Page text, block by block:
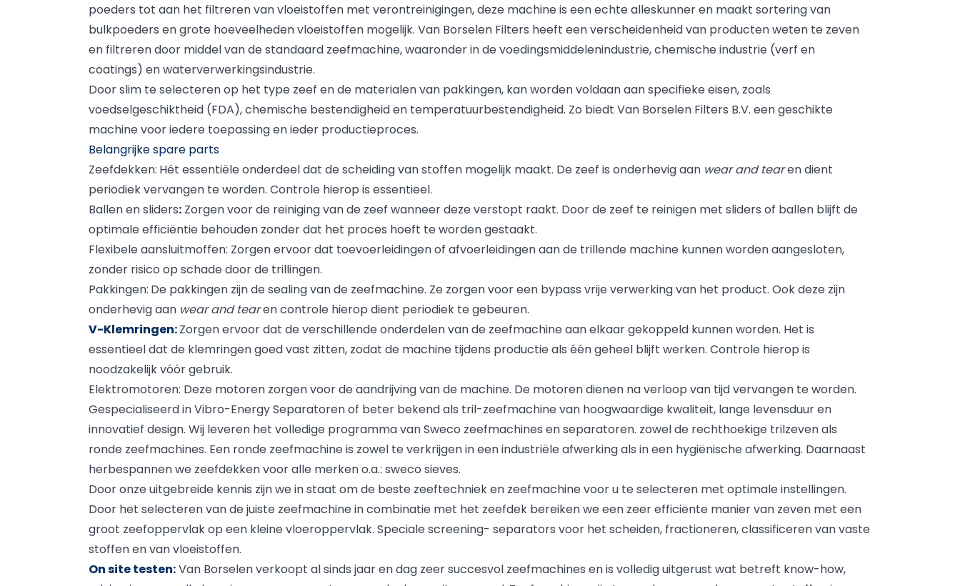
poeders tot aan het filtreren van vloeistoffen met verontreinigingen, deze machine is een echte alleskunner en maakt sortering van
bulkpoeders en grote hoeveelheden vloeistoffen mogelijk. Van Borselen Filters heeft een verscheidenheid van producten weten te zeven
en filtreren door middel van de standaard zeefmachine, waaronder in de voedingsmiddelenindustrie, chemische industrie (verf en
coatings) en waterverwerkingsindustrie.
Door slim te selecteren op het type zeef en de materialen van pakkingen, kan worden voldaan aan specifieke eisen, zoals
voedselgeschiktheid (FDA), chemische bestendigheid en temperatuurbestendigheid. Zo biedt Van Borselen Filters B.V. een geschikte
machine voor iedere toepassing en ieder productieproces.
Belangrijke spare parts
Zeefdekken: Hét essentiële onderdeel dat de scheiding van stoffen mogelijk maakt. De zeef is onderhevig aan wear and tearen dient
periodiek vervangen te worden. Controle hierop is essentieel.
Ballen en sliders: Zorgen voor de reiniging van de zeef wanneer deze verstopt raakt. Door de zeef te reinigen met sliders of ballen blijft de
optimale efficiëntie behouden zonder dat het proces hoeft te worden gestaakt.
Flexibele aansluitmoffen: Zorgen ervoor dat toevoerleidingen of afvoerleidingen aan de trillende machine kunnen worden aangesloten,
zonder risico op schade door de trillingen.
Pakkingen: De pakkingen zijn de sealing van de zeefmachine. Ze zorgen voor een bypass vrije verwerking van het product. Ook deze zijn
onderhevig aan wear and tearen controle hierop dient periodiek te gebeuren.
V-Klemringen:Zorgen ervoor dat de verschillende onderdelen van de zeefmachine aan elkaar gekoppeld kunnen worden. Het is
essentieel dat de klemringen goed vast zitten, zodat de machine tijdens productie als één geheel blijft werken. Controle hierop is
noodzakelijk vóór gebruik.
Elektromotoren: Deze motoren zorgen voor de aandrijving van de machine. De motoren dienen na verloop van tijd vervangen te worden.
Gespecialiseerd in Vibro-Energy Separatoren of beter bekend als tril-zeefmachine van hoogwaardige kwaliteit, lange levensduur en
innovatief design. Wij leveren het volledige programma van Sweco zeefmachines en separatoren. zowel de rechthoekige trilzeven als
ronde zeefmachines. Een ronde zeefmachine is zowel te verkrijgen in een industriële afwerking als in een hygiënische afwerking. Daarnaast
herbespannen we zeefdekken voor alle merken o.a.: sweco sieves.
Door onze uitgebreide kennis zijn we in staat om de beste zeeftechniek en zeefmachine voor u te selecteren met optimale instellingen.
Door het selecteren van de juiste zeefmachine in combinatie met het zeefdek bereiken we een zeer efficiënte manier van zeven met een
groot zeefoppervlak op een kleine vloeroppervlak. Speciale screening- separators voor het scheiden, fractioneren, classificeren van vaste
stoffen en van vloeistoffen.
On site testen:Van Borselen verkoopt al sinds jaar en dag zeer succesvol zeefmachines en is volledig uitgerust wat betreft know-how,